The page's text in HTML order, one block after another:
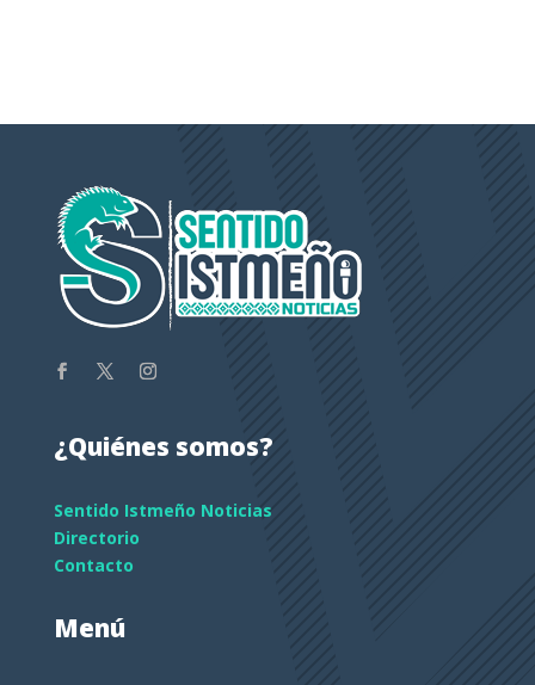
¿Quiénes somos?
Sentido Istmeño Noticias
Directorio
Contacto
Menú